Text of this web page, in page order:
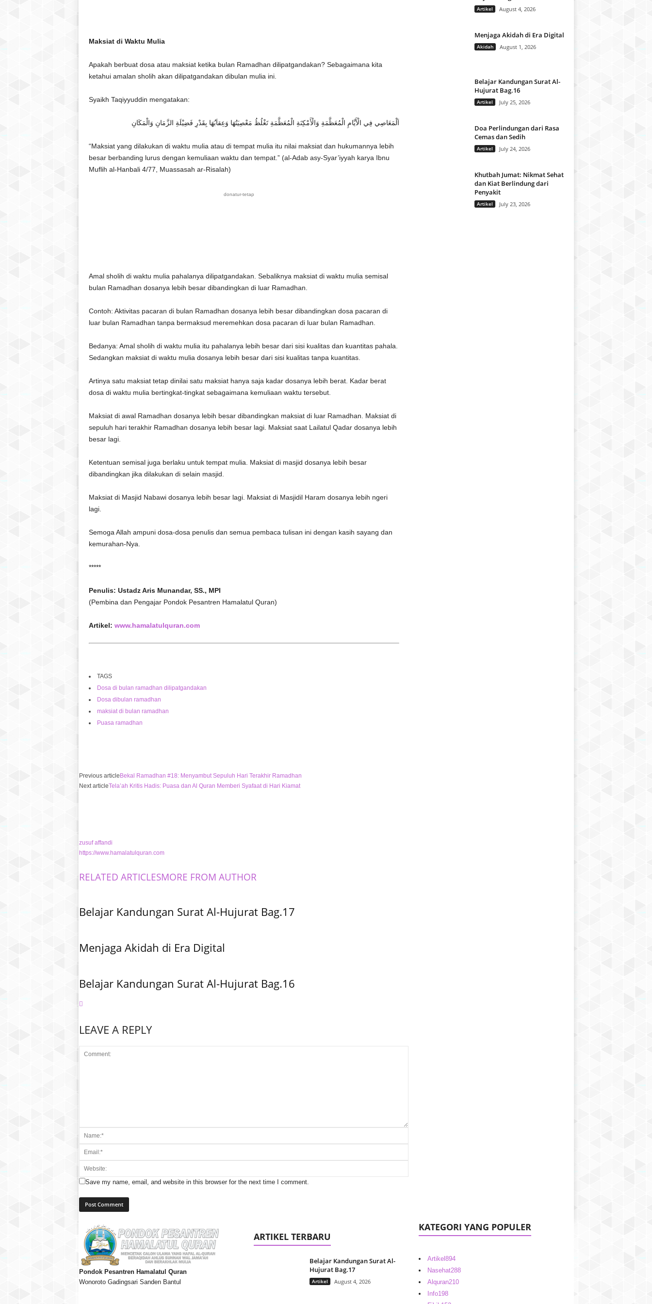
Maksiat di Waktu Mulia
Apakah berbuat dosa atau maksiat ketika bulan Ramadhan dilipatgandakan? Sebagaimana kita
ketahui amalan sholih akan dilipatgandakan dibulan mulia ini.
Syaikh Taqiyyuddin mengatakan:
اَلْمَعَاصِي فِي الْأَيَّامِ الْمُعَظَّمَةِ وَالْأَمْكِنَةِ الْمُعَظَّمَةِ تَغْلُظُ مَعْصِيَتُهَا وَعِقاَبُهَا بِقَدْرِ فَضِيْلَةِ الزَّمَانِ وَالْمَكَانِ
“Maksiat yang dilakukan di waktu mulia atau di tempat mulia itu nilai maksiat dan hukumannya lebih
besar berbanding lurus dengan kemuliaan waktu dan tempat.” (al-Adab asy-Syar’iyyah karya Ibnu
Muflih al-Hanbali 4/77, Muassasah ar-Risalah)
donatur-tetap
Amal sholih di waktu mulia pahalanya dilipatgandakan. Sebaliknya maksiat di waktu mulia semisal
bulan Ramadhan dosanya lebih besar dibandingkan di luar Ramadhan.
Contoh: Aktivitas pacaran di bulan Ramadhan dosanya lebih besar dibandingkan dosa pacaran di
luar bulan Ramadhan tanpa bermaksud meremehkan dosa pacaran di luar bulan Ramadhan.
Bedanya: Amal sholih di waktu mulia itu pahalanya lebih besar dari sisi kualitas dan kuantitas pahala.
Sedangkan maksiat di waktu mulia dosanya lebih besar dari sisi kualitas tanpa kuantitas.
Artinya satu maksiat tetap dinilai satu maksiat hanya saja kadar dosanya lebih berat. Kadar berat
dosa di waktu mulia bertingkat-tingkat sebagaimana kemuliaan waktu tersebut.
Maksiat di awal Ramadhan dosanya lebih besar dibandingkan maksiat di luar Ramadhan. Maksiat di
sepuluh hari terakhir Ramadhan dosanya lebih besar lagi. Maksiat saat Lailatul Qadar dosanya lebih
besar lagi.
Ketentuan semisal juga berlaku untuk tempat mulia. Maksiat di masjid dosanya lebih besar
dibandingkan jika dilakukan di selain masjid.
Maksiat di Masjid Nabawi dosanya lebih besar lagi. Maksiat di Masjidil Haram dosanya lebih ngeri
lagi.
Semoga Allah ampuni dosa-dosa penulis dan semua pembaca tulisan ini dengan kasih sayang dan
kemurahan-Nya.
*****
Penulis: Ustadz Aris Munandar, SS., MPI
(Pembina dan Pengajar Pondok Pesantren Hamalatul Quran)
Artikel: www.hamalatulquran.com
TAGS
Dosa di bulan ramadhan dilipatgandakan
Dosa dibulan ramadhan
maksiat di bulan ramadhan
Puasa ramadhan
Previous article Bekal Ramadhan #18: Menyambut Sepuluh Hari Terakhir Ramadhan
Next articleTela’ah Kritis Hadis: Puasa dan Al Quran Memberi Syafaat di Hari Kiamat
zusuf affandi
https://www.hamalatulquran.com
RELATED ARTICLESMORE FROM AUTHOR
Belajar Kandungan Surat Al-Hujurat Bag.17
Menjaga Akidah di Era Digital
Belajar Kandungan Surat Al-Hujurat Bag.16
LEAVE A REPLY
Save my name, email, and website in this browser for the next time I comment.
Artikel August 4, 2026
Menjaga Akidah di Era Digital
Akidah August 1, 2026
Belajar Kandungan Surat Al-
Hujurat Bag.16
Artikel July 25, 2026
Doa Perlindungan dari Rasa
Cemas dan Sedih
Artikel July 24, 2026
Khutbah Jumat: Nikmat Sehat
dan Kiat Berlindung dari
Penyakit
Artikel July 23, 2026
Pondok Pesantren Hamalatul Quran
Wonoroto Gadingsari Sanden Bantul
ARTIKEL TERBARU
Belajar Kandungan Surat Al-
Hujurat Bag.17
Artikel August 4, 2026
KATEGORI YANG POPULER
Artikel 894
Nasehat288
Alquran210
Info198